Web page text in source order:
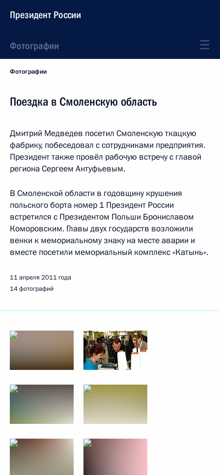
Президент России
Фотографии
Фотографии
Поездка в Смоленскую область
Дмитрий Медведев посетил Смоленскую ткацкую
фабрику, побеседовал с сотрудниками предприятия.
Президент также провёл рабочую встречу с главой
региона Сергеем Антуфьевым.
В Смоленской области в годовщину крушения
польского борта номер 1 Президент России
встретился с Президентом Польши Брониславом
Коморовским. Главы двух государств возложили
венки к мемориальному знаку на месте аварии и
вместе посетили мемориальный комплекс «Катынь».
11 апреля 2011 года
14 фотографий